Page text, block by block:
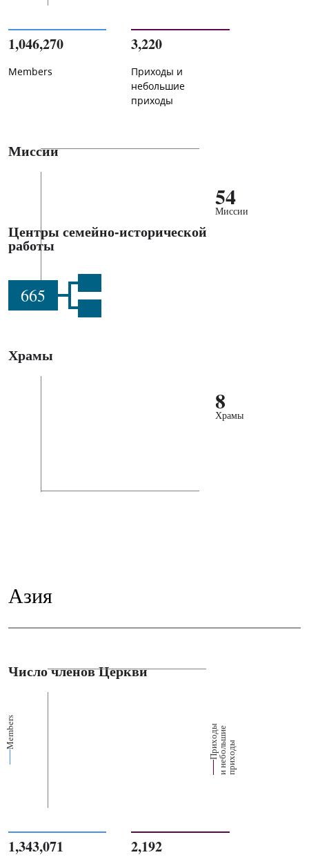
1,046,270
Members
3,220
Приходы и
небольшие
приходы
Миссии
54
Миссии
Центры семейно-исторической
работы
665
Храмы
8
Храмы
Азия
Число членов Церкви
Members П
р
их
о
д
ы
и
н
е
б
о
ль
ш
ие
п
р
и
х
о
ды
1,343,071 2,192